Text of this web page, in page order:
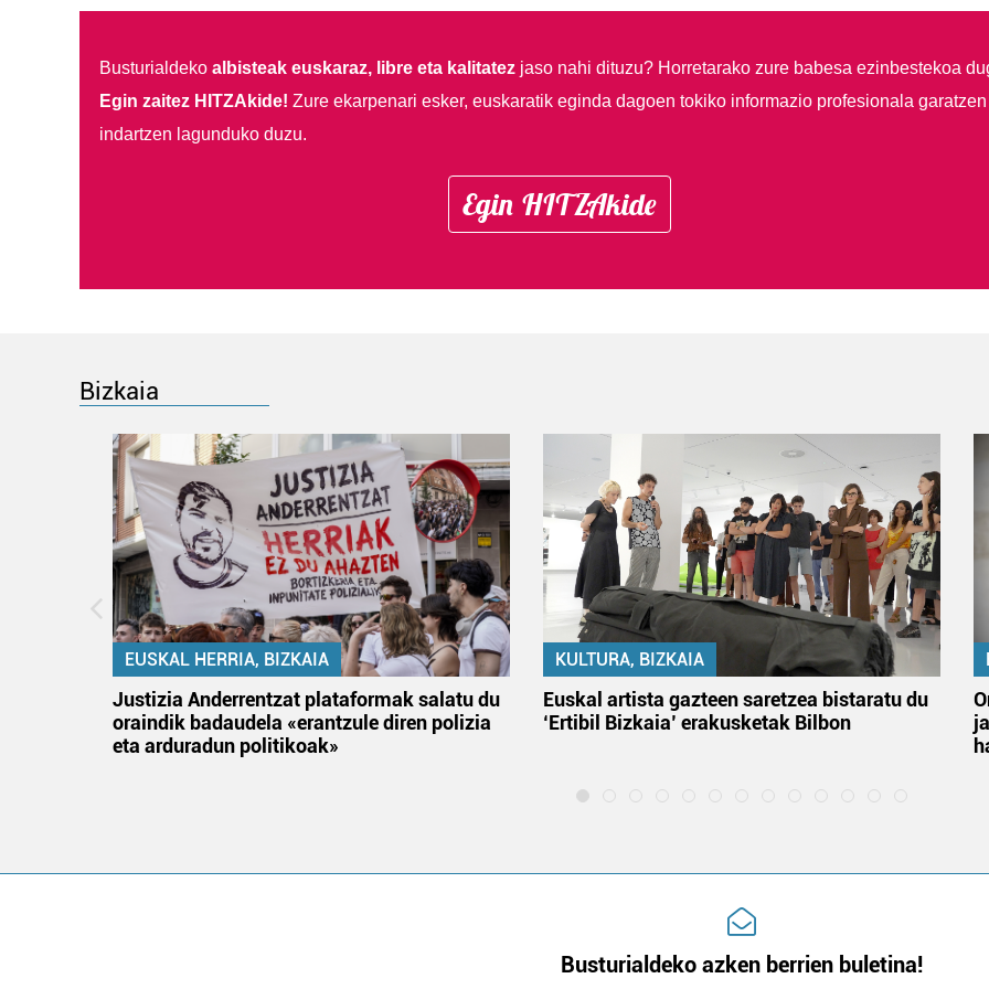
Busturialdeko albisteak euskaraz, libre eta kalitatezjaso nahi dituzu? Horretarako zure babesa ezinbestekoa
Egin zaitez HITZAkide! Zure ekarpenari esker, euskaratik eginda dagoen tokiko informazio profesionala garatzen
indartzen lagunduko duzu.
Egin HITZAkide
Bizkaia
EUSKAL HERRIA, BIZKAIA
Justizia Anderrentzat plataformak salatu du
oraindik badaudela «erantzule diren polizia
eta arduradun politikoak»
KULTURA, BIZKAIA
Euskal artista gazteen saretzea bistaratu du
‘Ertibil Bizkaia’ erakusketak Bilbon
Busturialdeko azken berrien buletina!